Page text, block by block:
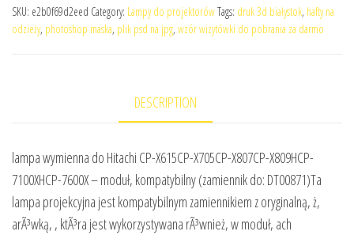
SKU: e2b0f69d2eed Category: Lampy do projektorówTags: druk 3d białystok, hafty na
odzieży, photoshop maska, plik psd na jpg, wzór wizytówki do pobrania za darmo
DESCRIPTION
lampa wymienna do Hitachi CP-X615CP-X705CP-X807CP-X809HCP-
7100XHCP-7600X – moduł, kompatybilny (zamiennik do: DT00871)Ta
lampa projekcyjna jest kompatybilnym zamiennikiem z oryginalną, ż,
arÃ³wką, , ktÃ³ra jest wykorzystywana rÃ³wnież, w moduł, ach